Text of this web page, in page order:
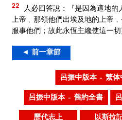
22
人必回答說：『是因為這地
上帝﹑那領他們出埃及地的上帝
服事他們；故此永恆主纔使這一切
◄ 前一章節
呂振中版本 – 繁体
呂振中版本 – 舊約全書
歷代志上 以斯拉